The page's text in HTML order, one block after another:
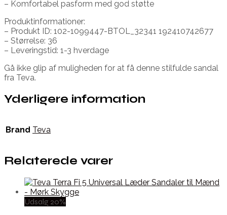
– Komfortabel pasform med god støtte
Produktinformationer:
– Produkt ID: 102-1099447-BTOL_32341 192410742677
– Størrelse: 36
– Leveringstid: 1-3 hverdage
Gå ikke glip af muligheden for at få denne stilfulde sandal
fra Teva.
Yderligere information
Brand Teva
Relaterede varer
Udsalg 20%